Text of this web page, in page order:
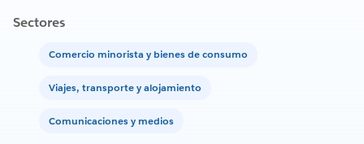
Sectores
Comercio minorista y bienes de consumo
Viajes, transporte y alojamiento
Comunicaciones y medios